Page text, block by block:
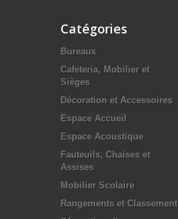
Catégories
Bureaux
Cafeteria, Mobilier et
Sièges
Décoration et Accessoires
Espace Accueil
Espace Acoustique
Fauteuils, Chaises et
Assises
Mobilier Scolaire
Rangements et Classement